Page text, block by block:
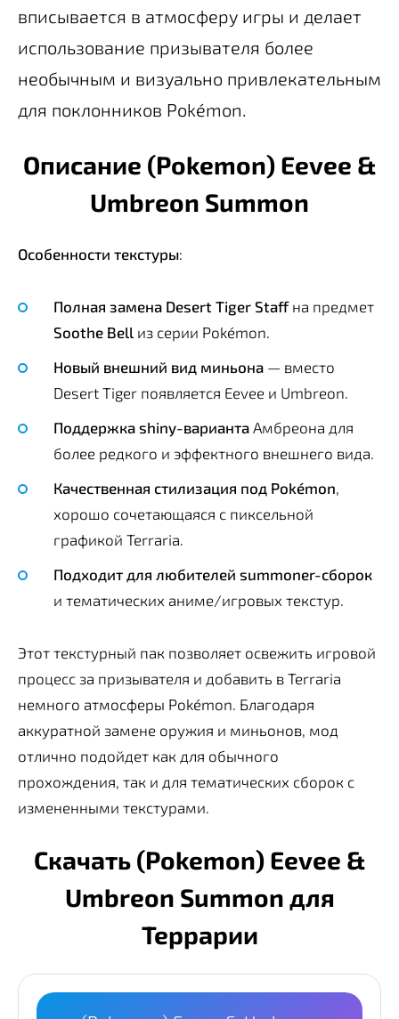
вписывается в атмосферу игры и делает
использование призывателя более
необычным и визуально привлекательным
для поклонников Pokémon.
Описание (Pokemon) Eevee &
Umbreon Summon
Особенности текстуры:
Полная замена Desert Tiger Staffна предмет
Soothe Bell из серии Pokémon.
Новый внешний вид миньона — вместо
Desert Tiger появляется Eevee и Umbreon.
Поддержка shiny-варианта Амбреона для
более редкого и эффектного внешнего вида.
Качественная стилизация под Pokémon
хорошо сочетающаяся с пиксельной
графикой Terraria.
Подходит для любителей summoner-сборок
и тематических аниме/игровых текстур.
Этот текстурный пак позволяет освежить игровой
процесс за призывателя и добавить в Terraria
немного атмосферы Pokémon. Благодаря
аккуратной замене оружия и миньонов, мод
отлично подойдет как для обычного
прохождения, так и для тематических сборок с
измененными текстурами.
Скачать (Pokemon) Eevee &
Umbreon Summon для
Террарии